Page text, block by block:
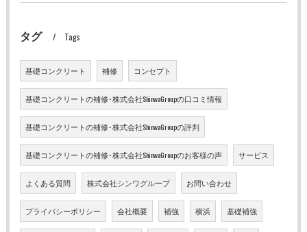
タグ Tags
基礎コンクリート 補修 コンセプト
基礎コンクリートの補修･株式会社ShinwaGroupの口コミ情報
基礎コンクリートの補修･株式会社ShinwaGroupの評判
基礎コンクリートの補修･株式会社ShinwaGroupのお客様の声 サービス
よくある質問 株式会社シンワグループ お問い合わせ
プライバシーポリシー 会社概要 補強 横浜 基礎補強